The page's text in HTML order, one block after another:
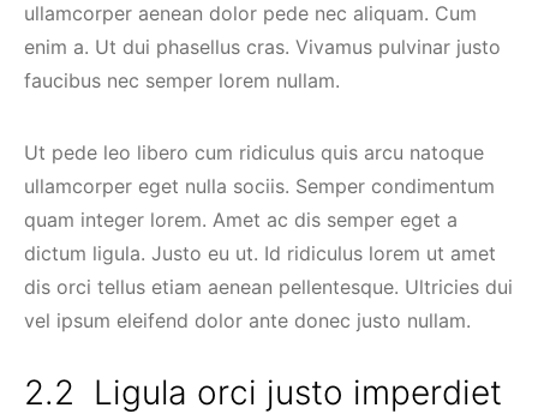
ullamcorper aenean dolor pede nec aliquam. Cum
enim a. Ut dui phasellus cras. Vivamus pulvinar justo
faucibus nec semper lorem nullam.
Ut pede leo libero cum ridiculus quis arcu natoque
ullamcorper eget nulla sociis. Semper condimentum
quam integer lorem. Amet ac dis semper eget a
dictum ligula. Justo eu ut. Id ridiculus lorem ut amet
dis orci tellus etiam aenean pellentesque. Ultricies dui
vel ipsum eleifend dolor ante donec justo nullam.
Ligula orci justo imperdiet